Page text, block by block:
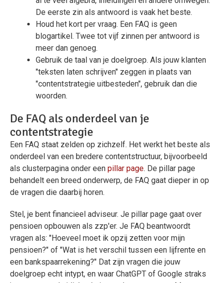
De eerste zin als antwoord is vaak het beste.
Houd het kort per vraag. Een FAQ is geen
blogartikel. Twee tot vijf zinnen per antwoord is
meer dan genoeg.
Gebruik de taal van je doelgroep. Als jouw klanten
"teksten laten schrijven" zeggen in plaats van
"contentstrategie uitbesteden", gebruik dan die
woorden.
De FAQ als onderdeel van je
contentstrategie
Een FAQ staat zelden op zichzelf. Het werkt het beste als
onderdeel van een bredere contentstructuur, bijvoorbeeld
als clusterpagina onder een pillar page. De pillar page
behandelt een breed onderwerp, de FAQ gaat dieper in op
de vragen die daarbij horen.
Stel, je bent financieel adviseur. Je pillar page gaat over
pensioen opbouwen als zzp'er. Je FAQ beantwoordt
vragen als: "Hoeveel moet ik opzij zetten voor mijn
pensioen?" of "Wat is het verschil tussen een lijfrente en
een bankspaarrekening?" Dat zijn vragen die jouw
doelgroep echt intypt, en waar ChatGPT of Google straks